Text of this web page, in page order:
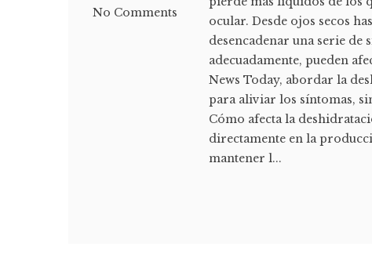
No Comments
ocular. Desde ojos secos
desencadenar una serie de
adecuadamente, pueden
News Today, abordar la
para aliviar los síntomas,
Cómo afecta la
directamente en la
mantener l...